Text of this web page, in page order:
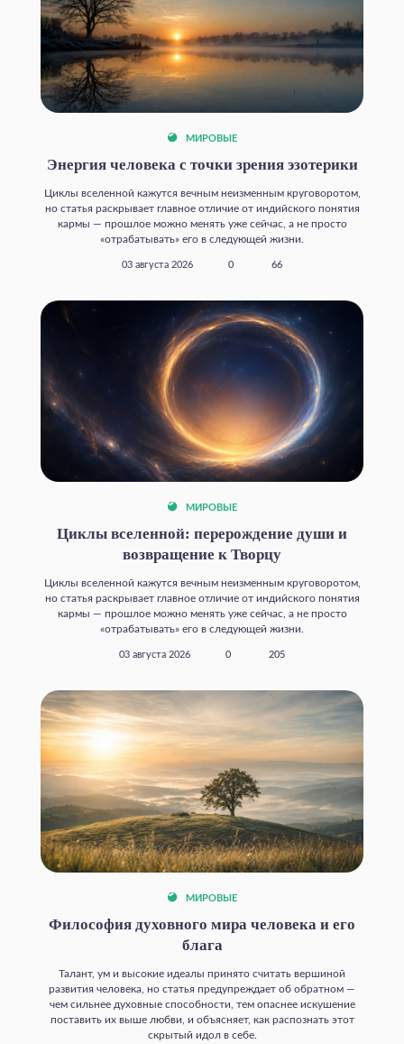
МИРОВЫЕ
Энергия человека с точки зрения эзотерики
Циклы вселенной кажутся вечным неизменным круговоротом,
но статья раскрывает главное отличие от индийского понятия
кармы — прошлое можно менять уже сейчас, а не просто
«отрабатывать» его в следующей жизни.
03 августа 2026 0 66
МИРОВЫЕ
Циклы вселенной: перерождение души и
возвращение к Творцу
Циклы вселенной кажутся вечным неизменным круговоротом,
но статья раскрывает главное отличие от индийского понятия
кармы — прошлое можно менять уже сейчас, а не просто
«отрабатывать» его в следующей жизни.
03 августа 2026 0 205
МИРОВЫЕ
Философия духовного мира человека и его
блага
Талант, ум и высокие идеалы принято считать вершиной
развития человека, но статья предупреждает об обратном —
чем сильнее духовные способности, тем опаснее искушение
поставить их выше любви, и объясняет, как распознать этот
скрытый идол в себе.